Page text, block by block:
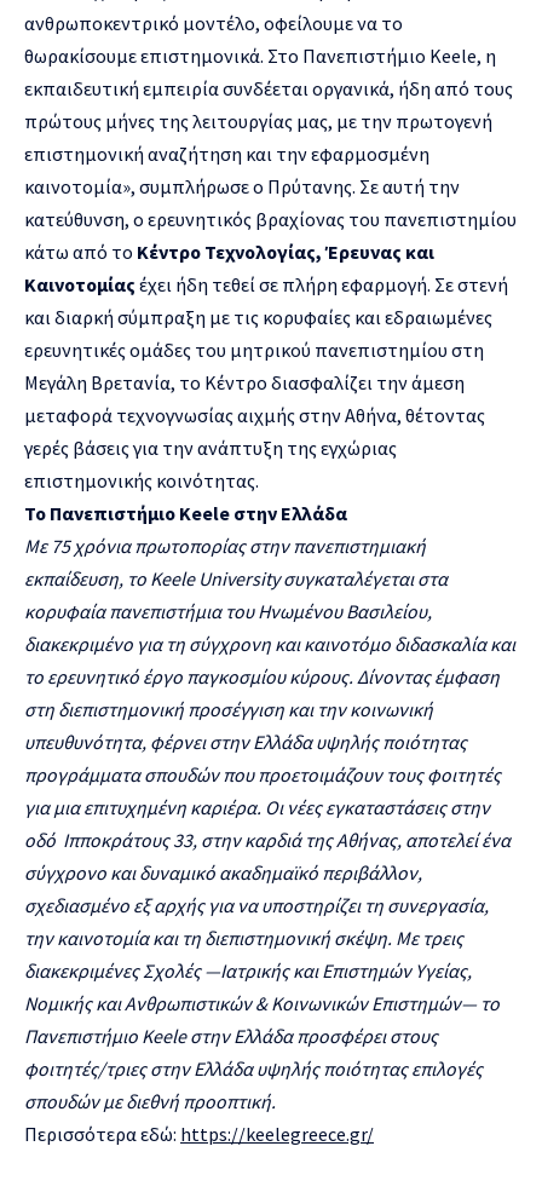
ανθρωποκεντρικό μοντέλο, οφείλουμε να το
θωρακίσουμε επιστημονικά. Στο Πανεπιστήμιο Κeele, η
εκπαιδευτική εμπειρία συνδέεται οργανικά, ήδη από τους
πρώτους μήνες της λειτουργίας μας, με την πρωτογενή
επιστημονική αναζήτηση και την εφαρμοσμένη
καινοτομία», συμπλήρωσε ο Πρύτανης. Σε αυτή την
κατεύθυνση, ο ερευνητικός βραχίονας του πανεπιστημίου
κάτω από το Κέντρο Τεχνολογίας, Έρευνας και
Καινοτομίας έχει ήδη τεθεί σε πλήρη εφαρμογή. Σε στενή
και διαρκή σύμπραξη με τις κορυφαίες και εδραιωμένες
ερευνητικές ομάδες του μητρικού πανεπιστημίου στη
Μεγάλη Βρετανία, το Κέντρο διασφαλίζει την άμεση
μεταφορά τεχνογνωσίας αιχμής στην Αθήνα, θέτοντας
γερές βάσεις για την ανάπτυξη της εγχώριας
επιστημονικής κοινότητας.
Το Πανεπιστήμιο Κeele στην Ελλάδα
Με 75 χρόνια πρωτοπορίας στην πανεπιστημιακή
εκπαίδευση, το Keele Universityσυγκαταλέγεται στα
κορυφαία πανεπιστήμια του Ηνωμένου Βασιλείου,
διακεκριμένο για τη σύγχρονη και καινοτόμο διδασκαλία και
το ερευνητικό έργο παγκοσμίου κύρους. Δίνοντας έμφαση
στη διεπιστημονική προσέγγιση και την κοινωνική
υπευθυνότητα, φέρνει στην Ελλάδα υψηλής ποιότητας
προγράμματα σπουδών που προετοιμάζουν τους φοιτητές
για μια επιτυχημένη καριέρα. Οι νέες εγκαταστάσεις στην
οδό Ιπποκράτους 33, στην καρδιά της Αθήνας, αποτελεί ένα
σύγχρονο και δυναμικό ακαδημαϊκό περιβάλλον,
σχεδιασμένο εξ αρχής για να υποστηρίζει τη συνεργασία,
την καινοτομία και τη διεπιστημονική σκέψη. Με τρεις
διακεκριμένες Σχολές —Ιατρικής και Επιστημών Υγείας,
Νομικής και Ανθρωπιστικών & Κοινωνικών Επιστημών— το
Πανεπιστήμιο Keeleστην Ελλάδα προσφέρει στους
φοιτητές/τριες στην Ελλάδα υψηλής ποιότητας επιλογές
σπουδών με διεθνή προοπτική.
Περισσότερα εδώ: https://keelegreece.gr/